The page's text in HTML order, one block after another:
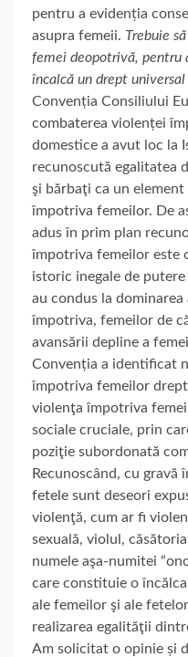
pentru a evidenția
asupra femeii. Trebuie
femei deopotrivă, pentru
încalcă un drept
Convenția Consiliului
combaterea violenței
domestice a avut loc la
recunoscută egalitatea
şi bărbaţi ca un
împotriva femeilor. De
adus în prim plan
împotriva femeilor este
istoric inegale de
au condus la
împotriva, femeilor de
avansării depline a
Convenția a identificat
împotriva femeilor
violenţa împotriva
sociale cruciale, prin
poziţie subordonată
Recunoscând, cu
fetele sunt deseori
violenţă, cum ar fi
sexuală, violul,
numele aşa-numitei
care constituie o
ale femeilor şi ale
realizarea egalităţii
Am solicitat o opinie și